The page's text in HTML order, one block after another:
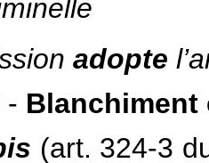
adopte
- Blanchiment
(art. 324-3